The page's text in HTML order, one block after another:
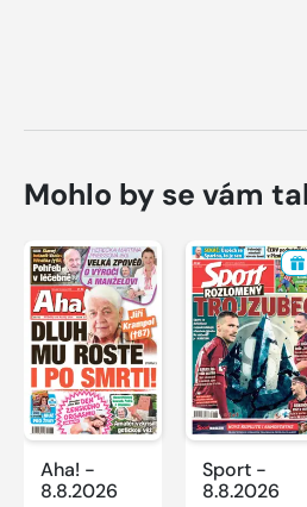
Mohlo by se vám
Aha! -
8.8.2026
Sport -
8.8.2026